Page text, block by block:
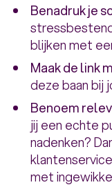
Benadruk je
blijken met
Maak de link
deze baan bij
Benoem
jij een echte
nadenken?
met